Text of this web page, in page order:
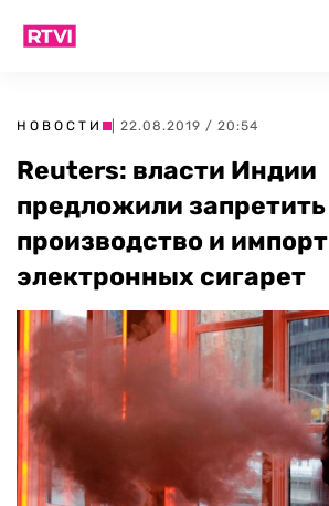
НОВОСТИ | 22.08.2019 / 20:54
Reuters: власти Индии
предложили запретить
производство и импорт
электронных сигарет